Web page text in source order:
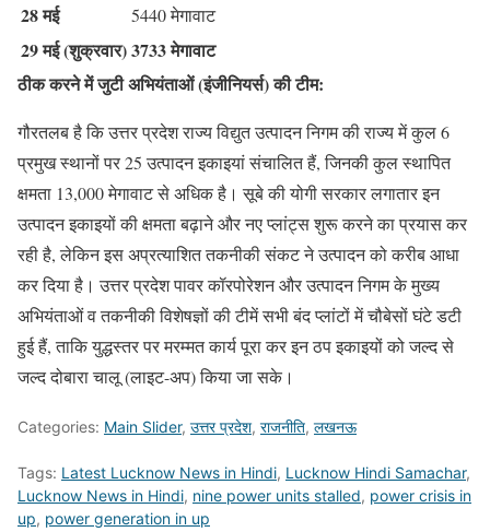
28 मई 5440 मेगावाट
29 मई (शुक्रवार)3733 मेगावाट
ठीक करने में जुटी अभियंताओं (इंजीनियर्स) की टीम:
गौरतलब है कि उत्तर प्रदेश राज्य विद्युत उत्पादन निगम की राज्य में कुल 6
प्रमुख स्थानों पर 25 उत्पादन इकाइयां संचालित हैं, जिनकी कुल स्थापित
क्षमता 13,000 मेगावाट से अधिक है। सूबे की योगी सरकार लगातार इन
उत्पादन इकाइयों की क्षमता बढ़ाने और नए प्लांट्स शुरू करने का प्रयास कर
रही है, लेकिन इस अप्रत्याशित तकनीकी संकट ने उत्पादन को करीब आधा
कर दिया है। उत्तर प्रदेश पावर कॉरपोरेशन और उत्पादन निगम के मुख्य
अभियंताओं व तकनीकी विशेषज्ञों की टीमें सभी बंद प्लांटों में चौबेसों घंटे डटी
हुई हैं, ताकि युद्धस्तर पर मरम्मत कार्य पूरा कर इन ठप इकाइयों को जल्द से
जल्द दोबारा चालू (लाइट-अप) किया जा सके।
Categories: Main Slider, उत्तर प्रदेश, राजनीति, लखनऊ
Tags: Latest Lucknow News in Hindi, Lucknow Hindi Samachar,
Lucknow News in Hindi, nine power units stalled, power crisis in
up, power generation in up